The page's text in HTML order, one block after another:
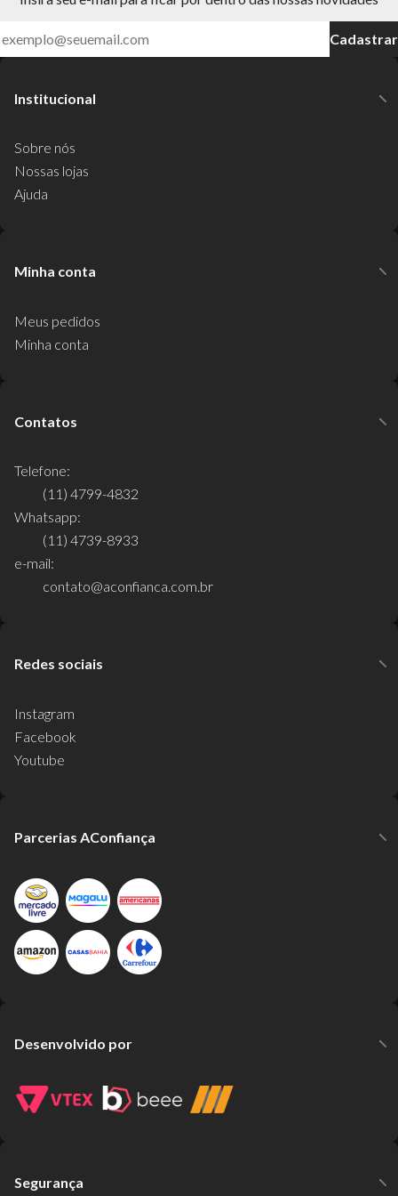
Cadastrar
Institucional
Sobre nós
Nossas lojas
Ajuda
Minha conta
Meus pedidos
Minha conta
Contatos
Telefone:
(11) 4799-4832
Whatsapp:
(11) 4739-8933
e-mail:
contato@aconfianca.com.br
Redes sociais
Instagram
Facebook
Youtube
Parcerias AConfiança
Desenvolvido por
Segurança